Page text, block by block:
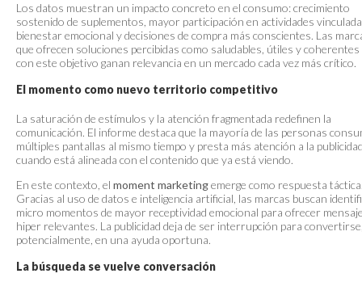
Los datos muestran un impacto concreto en el consumo: crecimiento
sostenido de suplementos, mayor participación en actividades
bienestar emocional y decisiones de compra más conscientes. Las
que ofrecen soluciones percibidas como saludables, útiles y coherentes
con este objetivo ganan relevancia en un mercado cada vez más crítico.
El momento como nuevo territorio competitivo
La saturación de estímulos y la atención fragmentada redefinen la
comunicación. El informe destaca que la mayoría de las personas
múltiples pantallas al mismo tiempo y presta más atención a la
cuando está alineada con el contenido que ya está viendo.
En este contexto, el moment marketingemerge como respuesta
Gracias al uso de datos e inteligencia artificial, las marcas buscan
micro momentos de mayor receptividad emocional para ofrecer
hiper relevantes. La publicidad deja de ser interrupción para
potencialmente, en una ayuda oportuna.
La búsqueda se vuelve conversación